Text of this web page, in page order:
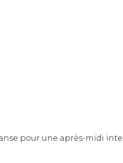
pour une après-midi